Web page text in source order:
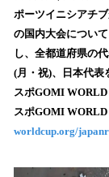
数
を
読
み
中
で
ポーツイニシアチ
の国内大会につい
し、全都道府県の
(月・祝)、日本代表
スポGOMI WORLD
スポGOMI WORLD
worldcup.org/